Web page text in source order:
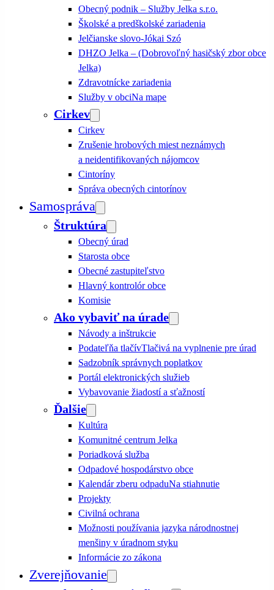
Obecný podnik – Služby Jelka s.r.o.
Školské a predškolské zariadenia
Jelčianske slovo-Jókai Szó
DHZO Jelka – (Dobrovoľný hasičský zbor obce
Jelka)
Zdravotnícke zariadenia
Služby v obciNa mape
Cirkev
Cirkev
Zrušenie hrobových miest neznámych
a neidentifikovaných nájomcov
Cintoríny
Správa obecných cintorínov
Samospráva
Štruktúra
Obecný úrad
Starosta obce
Obecné zastupiteľstvo
Hlavný kontrolór obce
Komisie
Ako vybaviť na úrade
Návody a inštrukcie
Podateľňa tlačívTlačivá na vyplnenie pre úrad
Sadzobník správnych poplatkov
Portál elektronických služieb
Vybavovanie žiadostí a sťažností
Ďalšie
Kultúra
Komunitné centrum Jelka
Poriadková služba
Odpadové hospodárstvo obce
Kalendár zberu odpaduNa stiahnutie
Projekty
Civilná ochrana
Možnosti používania jazyka národnostnej
menšiny v úradnom styku
Informácie zo zákona
Zverejňovanie